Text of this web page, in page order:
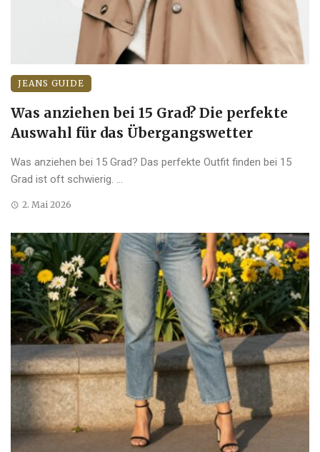
JEANS GUIDE
Was anziehen bei 15 Grad? Die perfekte
Auswahl für das Übergangswetter
Was anziehen bei 15 Grad? Das perfekte Outfit finden bei 15
Grad ist oft schwierig. ...
2. Mai 2026